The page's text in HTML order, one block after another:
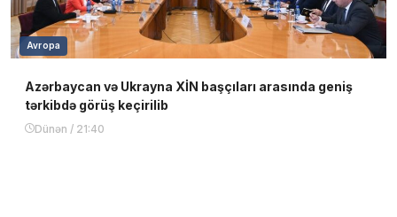
Avropa
Azərbaycan və Ukrayna XİN başçıları arasında geniş
tərkibdə görüş keçirilib
Dünən / 21:40